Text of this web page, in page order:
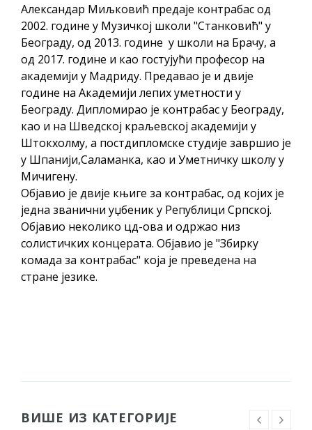
Ујић
Александар Миљковић предаје контрабас од
2002. године у Музичкој школи "Станковић" у
Београду, од 2013. године у школи на Брачу, а
од 2017. године и као гостујући професор на
академији у Мадриду. Предавао је и двије
године на Академији лепих уметности у
Београду. Дипломирао је контрабас у Београду,
као и на Шведској краљевској академији у
Штокхолму, а постдипломске студије завршио је
у Шпанији,Саламанка, као и Уметничку школу у
Мичигену.
Објавио је двије књиге за контрабас, од којих је
једна званични уџбеник у Републици Српској.
Објавио неколико цд-ова и одржао низ
солистичких концерата. Објавио је "Збирку
комада за контрабас" која је преведена на
стране језике.
ВИШЕ ИЗ КАТЕГОРИЈЕ